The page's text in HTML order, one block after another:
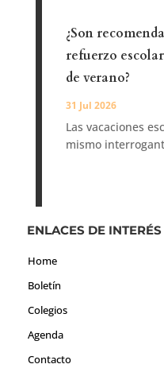
¿Son
refuerzo
de verano?
31 Jul 2026
Las vacaciones
mismo
ENLACES DE INTERÉS
Home
Boletín
Colegios
Agenda
Contacto